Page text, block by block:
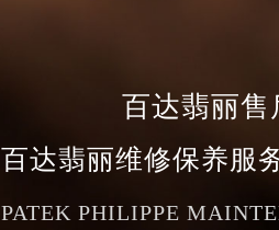
百达翡丽售
百达翡丽维修保养服
PATEK PHILIPPE